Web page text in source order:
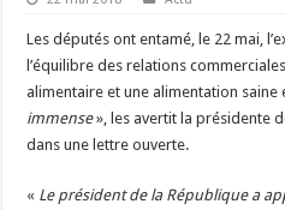
Les députés ont entamé, le 22 mai,
l’équilibre des relations
alimentaire et une alimentation saine
immense», les avertit la présidente
dans une lettre ouverte.
« Le président de la République a